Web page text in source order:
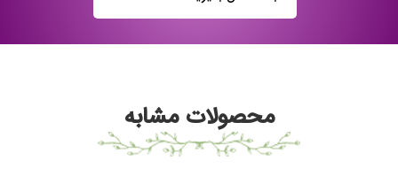
محصولات مشابه